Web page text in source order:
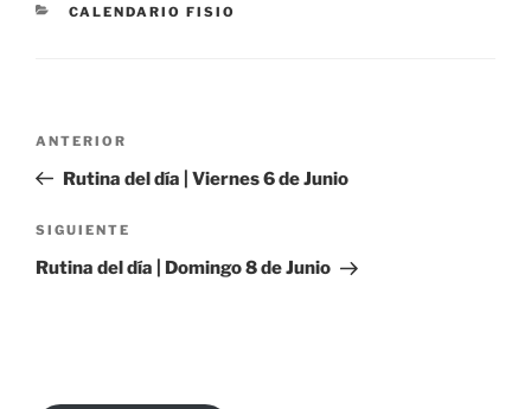
CATEGORÍAS
CALENDARIO FISIO
Navegación
entradas
Entrada
anterior:
ANTERIOR
Rutina del día | Viernes 6 de Junio
Siguiente
entrada
SIGUIENTE
Rutina del día | Domingo 8 de Junio